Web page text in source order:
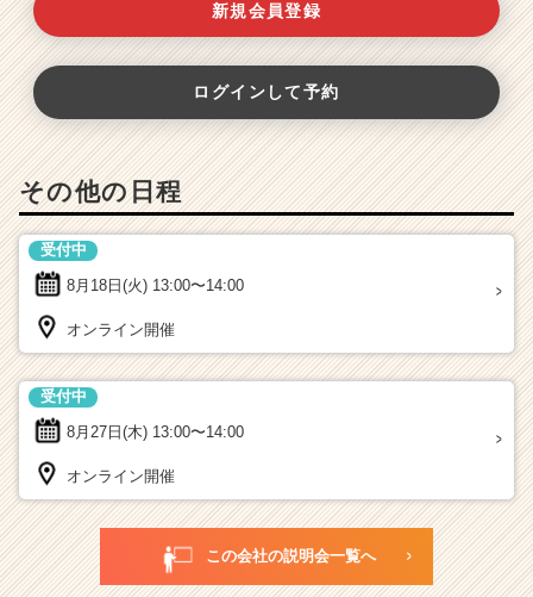
新規会員登録
ログインして予約
その他の日程
8月18日(火) 13:00〜14:00
受付中
オンライン開催
8月27日(木) 13:00〜14:00
受付中
オンライン開催
この会社の説明会一覧へ